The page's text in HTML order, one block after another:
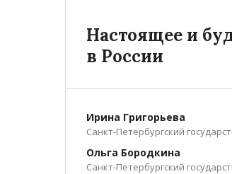
Настоящее и
в России
Ирина Григорьева
Санкт-Петербургский
Ольга Бородкина
Санкт-Петербургский